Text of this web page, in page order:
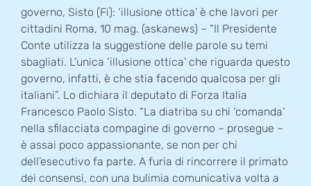
governo, Sisto (Fi): ‘illusione ottica’ è che lavori per
cittadini Roma, 10 mag. (askanews) – “Il Presidente
Conte utilizza la suggestione delle parole su temi
sbagliati. L’unica ‘illusione ottica’ che riguarda questo
governo, infatti, è che stia facendo qualcosa per gli
italiani”. Lo dichiara il deputato di Forza Italia
Francesco Paolo Sisto. “La diatriba su chi ‘comanda’
nella sfilacciata compagine di governo – prosegue –
è assai poco appassionante, se non per chi
dell’esecutivo fa parte. A furia di rincorrere il primato
dei consensi, con una bulimia comunicativa volta a